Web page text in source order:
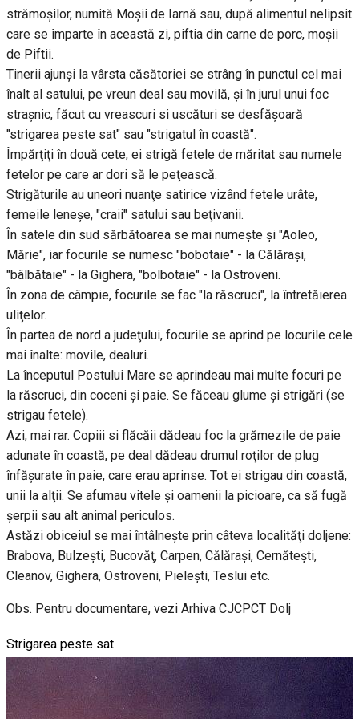
strămoşilor, numită Moşii de Iarnă sau, după alimentul nelipsit
care se împarte în această zi, piftia din carne de porc, moşii
de Piftii.
Tinerii ajunşi la vârsta căsătoriei se strâng în punctul cel mai
înalt al satului, pe vreun deal sau movilă, şi în jurul unui foc
straşnic, făcut cu vreascuri si uscături se desfăşoară
"strigarea peste sat" sau "strigatul în coastă".
Împărţiţi în două cete, ei strigă fetele de măritat sau numele
fetelor pe care ar dori să le peţească.
Strigăturile au uneori nuanţe satirice vizând fetele urâte,
femeile leneşe, "craii" satului sau beţivanii.
În satele din sud sărbătoarea se mai numeşte şi "Aoleo,
Mărie", iar focurile se numesc "bobotaie" - la Călăraşi,
"bâlbătaie" - la Gighera, "bolbotaie" - la Ostroveni.
În zona de câmpie, focurile se fac "la răscruci", la întretăierea
uliţelor.
În partea de nord a judeţului, focurile se aprind pe locurile cele
mai înalte: movile, dealuri.
La începutul Postului Mare se aprindeau mai multe focuri pe
la răscruci, din coceni şi paie. Se făceau glume şi strigări (se
strigau fetele).
Azi, mai rar. Copiii si flăcăii dădeau foc la grămezile de paie
adunate în coastă, pe deal dădeau drumul roţilor de plug
înfăşurate în paie, care erau aprinse. Tot ei strigau din coastă,
unii la alţii. Se afumau vitele şi oamenii la picioare, ca să fugă
şerpii sau alt animal periculos.
Astăzi obiceiul se mai întâlneşte prin câteva localităţi doljene:
Brabova, Bulzeşti, Bucovăţ, Carpen, Călăraşi, Cernăteşti,
Cleanov, Gighera, Ostroveni, Pieleşti, Teslui etc.
Obs. Pentru documentare, vezi Arhiva CJCPCT Dolj
Strigarea peste sat